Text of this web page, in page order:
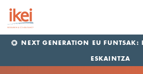
NEXT GENERATION EU FUNTSAK:
ESKAINTZA